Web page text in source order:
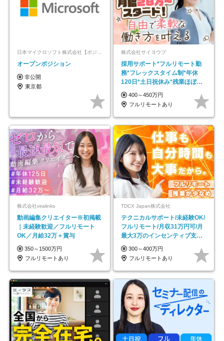
オープンポジション
非公開
東京都
株式会社サイヨウブ
採用サポート*フルリモート勤
務*フレックスタイム制*年休
120日*土日祝休み*残業ほぼな
し*育児中社員8割以上
400～450万円
フルリモートあり
株式会社viralinks
動画編集クリエイター※初掲載
｜未経験歓迎／フルリモート
OK／月給32万＋賞与
350～1500万円
フルリモートあり
TDCX Japan株式会社
テクニカルサポート/未経験OK/
フルリモート/月収31万円可/月
最大3万のインセンティブ支給/
平均年齢33歳
300～400万円
フルリモートあり